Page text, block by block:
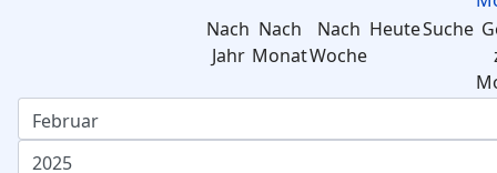
Nach
Jahr
Nach
Monat
Nach
Woche
HeuteSuche